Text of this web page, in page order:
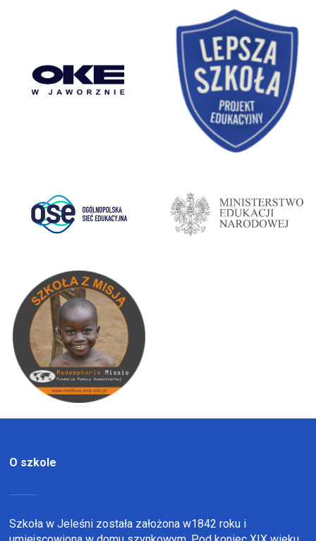
O szkole
Szkoła w Jeleśni została założona w1842 roku i